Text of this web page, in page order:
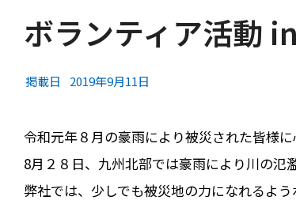
ボランティア活動
掲載日 2019年9月11日
令和元年８月の豪雨により被災された皆様に
8月２８日、九州北部では豪雨により川の氾
弊社では、少しでも被災地の力になれるよ